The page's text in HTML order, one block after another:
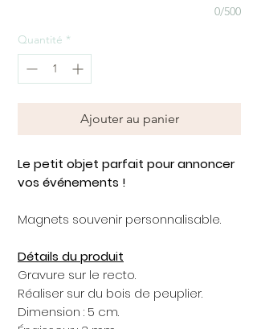
0/500
Quantité *
Ajouter au panier
Le petit objet parfait pour annoncer
vos événements !
Magnets souvenir personnalisable.
Détails du produit
Gravure sur le recto.
Réaliser sur du bois de peuplier.
Dimension : 5 cm.